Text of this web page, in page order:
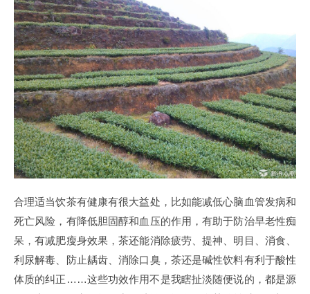
合理适当饮茶有健康有很大益处，比如能减低心脑血管发病和
死亡风险，有降低胆固醇和血压的作用，有助于防治早老性痴
呆，有减肥瘦身效果，茶还能消除疲劳、提神、明目、消食、
利尿解毒、防止龋齿、消除口臭，茶还是碱性饮料有利于酸性
体质的纠正……这些功效作用不是我瞎扯淡随便说的，都是源